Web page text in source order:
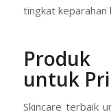
tingkat keparahan
Produk
untuk
Skincare terbaik